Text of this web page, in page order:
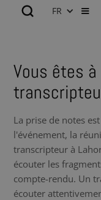
FR
Vous êtes à
La prise de notes
l'événement, la
transcripteur à
écouter les
compte-rendu. Un
écouter